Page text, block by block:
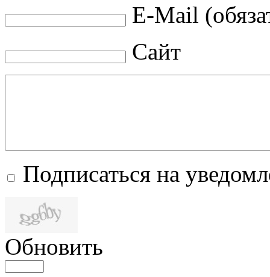
E-Mail
Сайт
Подписаться на
Обновить